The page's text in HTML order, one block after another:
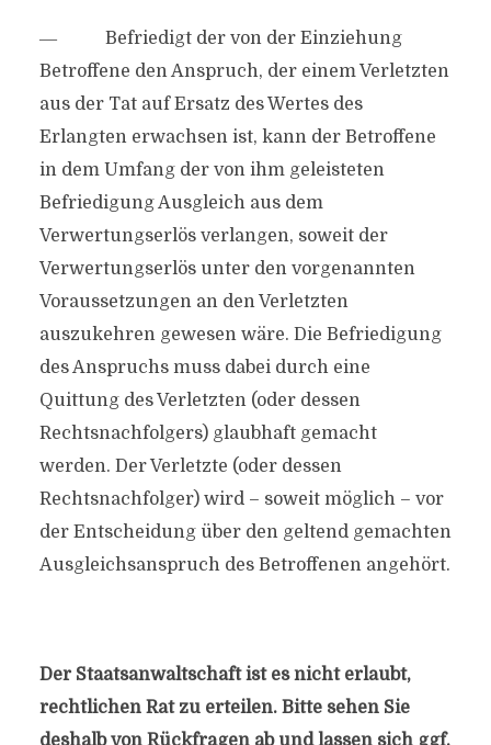
― Befriedigt der von der Einziehung
Betroffene den Anspruch, der einem Verletzten
aus der Tat auf Ersatz des Wertes des
Erlangten erwachsen ist, kann der Betroffene
in dem Umfang der von ihm geleisteten
Befriedigung Ausgleich aus dem
Verwertungserlös verlangen, soweit der
Verwertungserlös unter den vorgenannten
Voraussetzungen an den Verletzten
auszukehren gewesen wäre. Die Befriedigung
des Anspruchs muss dabei durch eine
Quittung des Verletzten (oder dessen
Rechtsnachfolgers) glaubhaft gemacht
werden. Der Verletzte (oder dessen
Rechtsnachfolger) wird – soweit möglich – vor
der Entscheidung über den geltend gemachten
Ausgleichsanspruch des Betroffenen angehört.
Der Staatsanwaltschaft ist es nicht erlaubt,
rechtlichen Rat zu erteilen. Bitte sehen Sie
deshalb von Rückfragen ab und lassen sich ggf.